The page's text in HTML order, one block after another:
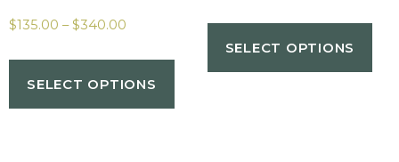
$135.00 –$340.00
SELECT OPTIONS
SELECT OPTIONS